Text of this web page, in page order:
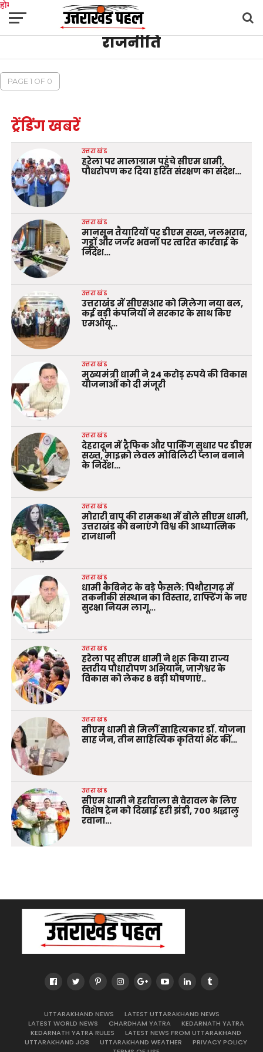
होम
उत्तराखंडअल्मोड़ाउत्तरकाशीउधम सिंह नगर चंपावतचमोलीटिहरी गढ़वाल
पौड़ी गढ़वालबागेश्वररुद्रप्रयाग
मनोरंजन
राजनीति
PAGE 1 OF 0
ट्रेंडिंग खबरें
उत्तराखंड
हरेला पर मालाग्राम पहुंचे सीएम धामी,
पौधरोपण कर दिया हरित संरक्षण का संदेश…
उत्तराखंड
मानसून तैयारियों पर डीएम सख्त, जलभराव,
गड्ढों और जर्जर भवनों पर त्वरित कार्रवाई के
निर्देश…
उत्तराखंड
उत्तराखंड में सीएसआर को मिलेगा नया बल,
कई बड़ी कंपनियों ने सरकार के साथ किए
एमओयू…
उत्तराखंड
मुख्यमंत्री धामी ने 24 करोड़ रुपये की विकास
योजनाओं को दी मंजूरी
उत्तराखंड
देहरादून में ट्रैफिक और पार्किंग सुधार पर डीएम
सख्त, माइक्रो लेवल मोबिलिटी प्लान बनाने
के निर्देश…
उत्तराखंड
मोरारी बापू की रामकथा में बोले सीएम धामी,
उत्तराखंड को बनाएंगे विश्व की आध्यात्मिक
राजधानी
उत्तराखंड
धामी कैबिनेट के बड़े फैसले: पिथौरागढ़ में
तकनीकी संस्थान का विस्तार, राफ्टिंग के नए
सुरक्षा नियम लागू…
उत्तराखंड
हरेला पर सीएम धामी ने शुरू किया राज्य
स्तरीय पौधारोपण अभियान, जागेश्वर के
विकास को लेकर 8 बड़ी घोषणाएं..
उत्तराखंड
सीएम धामी से मिलीं साहित्यकार डॉ. योजना
साह जैन, तीन साहित्यिक कृतियां भेंट कीं…
उत्तराखंड
सीएम धामी ने हर्रावाला से वेरावल के लिए
विशेष ट्रेन को दिखाई हरी झंडी, 700 श्रद्धालु
रवाना…
UTTARAKHAND NEWS
LATEST UTTARAKHAND NEWS
LATEST WORLD NEWS
CHARDHAM YATRA
KEDARNATH YATRA
KEDARNATH YATRA RULES
LATEST NEWS FROM UTTARAKHAND
UTTARAKHAND JOB
UTTARAKHAND WEATHER
PRIVACY POLICY